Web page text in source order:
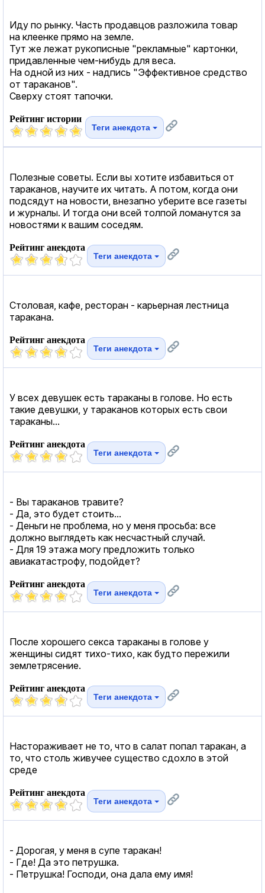
Иду по рынку. Часть продавцов разложила товар
на клеенке прямо на земле.
Тут же лежат рукописные "рекламные" картонки,
придавленные чем-нибудь для веса.
На одной из них - надпись "Эффективное средство
от тараканов".
Сверху стоят тапочки.
Рейтинг истории
Теги анекдота
Полезные советы. Если вы хотите избавиться от
тараканов, научите их читать. А потом, когда они
подсядут на новости, внезапно уберите все газеты
и журналы. И тогда они всей толпой ломанутся за
новостями к вашим соседям.
Рейтинг анекдота
Теги анекдота
Столовая, кафе, ресторан - карьерная лестница
таракана.
Рейтинг анекдота
Теги анекдота
У всех девушек есть тараканы в голове. Но есть
такие девушки, у тараканов которых есть свои
тараканы...
Рейтинг анекдота
Теги анекдота
- Вы тараканов травите?
- Да, это будет стоить...
- Деньги не проблема, но у меня просьба: все
должно выглядеть как несчастный случай.
- Для 19 этажа могу предложить только
авиакатастрофу, подойдет?
Рейтинг анекдота
Теги анекдота
После хорошего секса тараканы в голове у
женщины сидят тихо-тихо, как будто пережили
землетрясение.
Рейтинг анекдота
Теги анекдота
Настораживает не то, что в салат попал таракан, а
то, что столь живучее существо сдохло в этой
среде
Рейтинг анекдота
Теги анекдота
- Дорогая, у меня в супе таракан!
- Где! Да это петрушка.
- Петрушка! Господи, она дала ему имя!